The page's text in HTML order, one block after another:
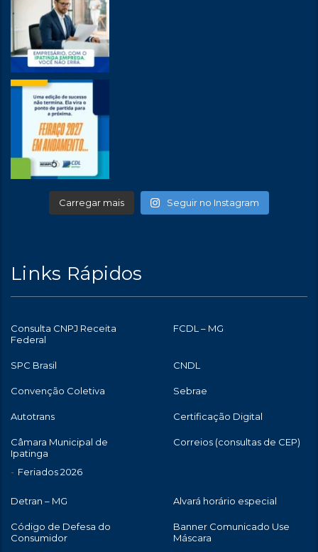
Carregar mais Seguir no Instagram
Links Rápidos
Consulta CNPJ Receita
Federal
FCDL – MG
SPC Brasil CNDL
Convenção Coletiva Sebrae
Autotrans Certificação Digital
Câmara Municipal de
Ipatinga
Feriados 2026
Correios (consultas de CEP)
Detran – MG Alvará horário especial
Código de Defesa do
Consumidor
Banner Comunicado Use
Máscara